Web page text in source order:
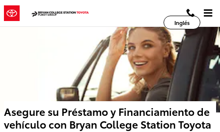
Saltar al contenido principal
Inglés
Asegure su Préstamo y Financiamiento de
vehículo con Bryan College Station Toyota